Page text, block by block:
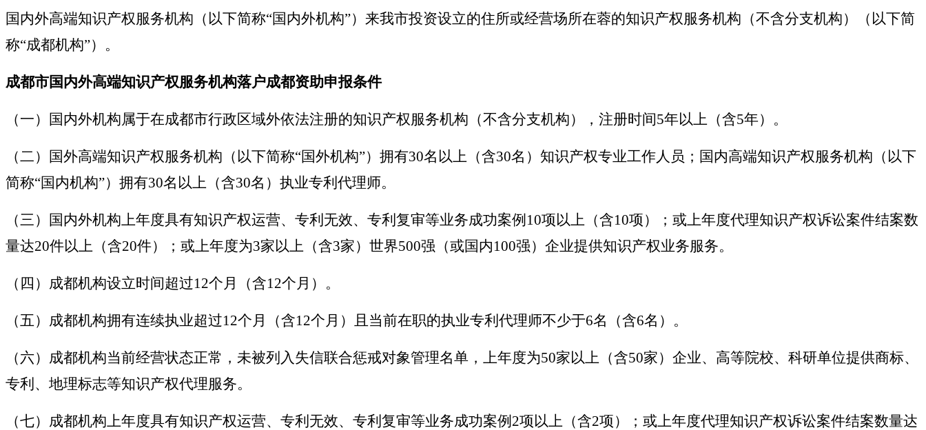
国内外高端知识产权服务机构（以下简称“国内外机构”）来我市投资设立的住所或经营场所在蓉的知识产权服务机构（不含分支机构）（以下简
称“成都机构”）。
成都市国内外高端知识产权服务机构落户成都资助申报条件
（一）国内外机构属于在成都市行政区域外依法注册的知识产权服务机构（不含分支机构），注册时间5年以上（含5年）。
（二）国外高端知识产权服务机构（以下简称“国外机构”）拥有30名以上（含30名）知识产权专业工作人员；国内高端知识产权服务机构（以下
简称“国内机构”）拥有30名以上（含30名）执业专利代理师。
（三）国内外机构上年度具有知识产权运营、专利无效、专利复审等业务成功案例10项以上（含10项）；或上年度代理知识产权诉讼案件结案数
量达20件以上（含20件）；或上年度为3家以上（含3家）世界500强（或国内100强）企业提供知识产权业务服务。
（四）成都机构设立时间超过12个月（含12个月）。
（五）成都机构拥有连续执业超过12个月（含12个月）且当前在职的执业专利代理师不少于6名（含6名）。
（六）成都机构当前经营状态正常，未被列入失信联合惩戒对象管理名单，上年度为50家以上（含50家）企业、高等院校、科研单位提供商标、
专利、地理标志等知识产权代理服务。
（七）成都机构上年度具有知识产权运营、专利无效、专利复审等业务成功案例2项以上（含2项）；或上年度代理知识产权诉讼案件结案数量达